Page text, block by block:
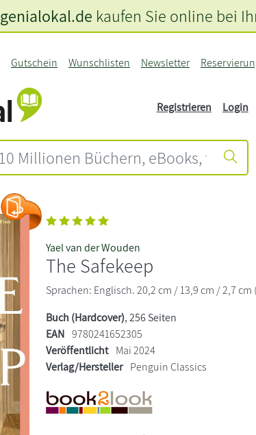
Gutschein Wunschlisten Newsletter
Registrieren Login
genialokal.de kaufen Sie online bei
Yael van der Wouden
The Safekeep
Sprachen: Englisch. 20,2 cm / 13,9 cm / 2,7 cm
Buch (Hardcover), 256 Seiten
EAN 9780241652305
Veröffentlicht Mai 2024
Verlag/Hersteller Penguin Classics